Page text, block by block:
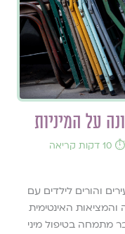
על המיניות
⏱️ 10 דקות קריאה
והורים לילדים עם
האינטימית
מתמחה בטיפול מיני